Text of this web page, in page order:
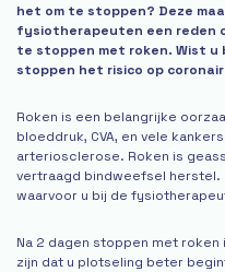
het om te stoppen? Deze
fysiotherapeuten een reden
te stoppen met roken. Wist u
stoppen het risico op
Roken is een belangrijke
bloeddruk, CVA, en vele
arteriosclerose. Roken is
vertraagd bindweefsel herstel.
waarvoor u bij de
Na 2 dagen stoppen met roken
zijn dat u plotseling beter